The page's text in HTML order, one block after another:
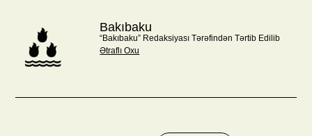
Bakıbaku
“Bakıbaku” Redaksiyası Tərəfindən Tərtib Edilib
Ətraflı Oxu